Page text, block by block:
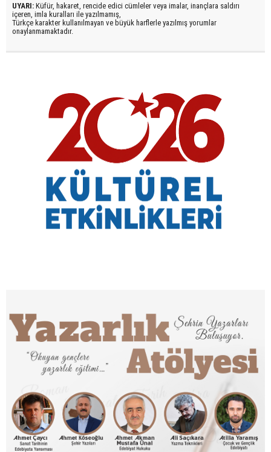
UYARI: Küfür, hakaret, rencide edici cümleler veya imalar, inançlara saldırı
içeren, imla kuralları ile yazılmamış,
Türkçe karakter kullanılmayan ve büyük harflerle yazılmış yorumlar
onaylanmamaktadır.